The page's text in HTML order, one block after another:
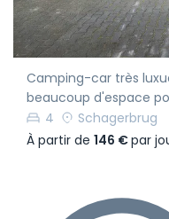
Camping-car très
beaucoup d'espace
4
Schagerbrug
À partir de 146 €par